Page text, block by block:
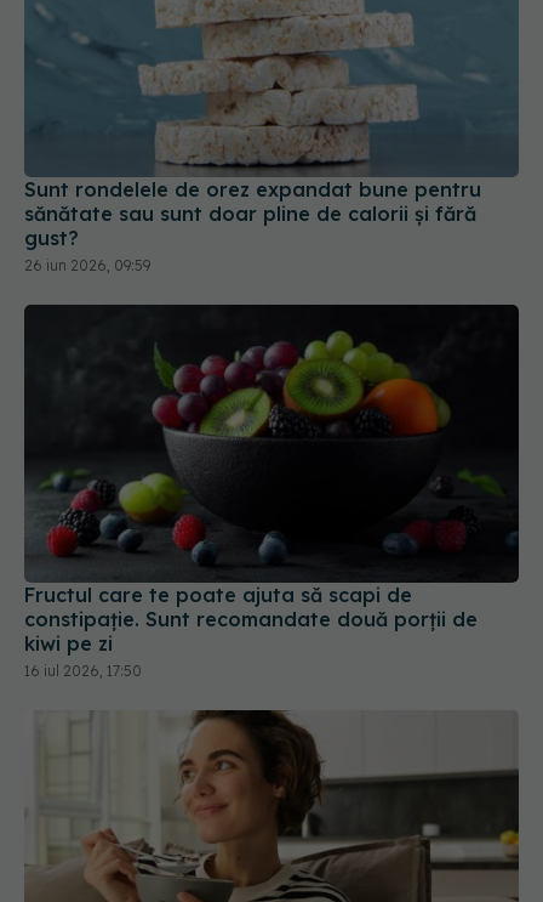
Sunt rondelele de orez expandat bune pentru
sănătate sau sunt doar pline de calorii și fără
26 iun 2026, 09:59
Fructul care te poate ajuta să scapi de
constipație. Sunt recomandate două porții de
kiwi pe zi
16 iul 2026, 17:50